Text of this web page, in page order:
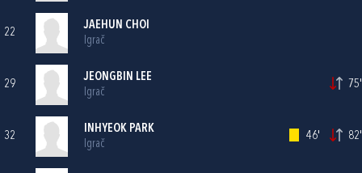
22
JAEHUN CHOI
Igrač
29
JEONGBIN LEE
Igrač
75'
32
INHYEOK PARK
Igrač
46' 82'